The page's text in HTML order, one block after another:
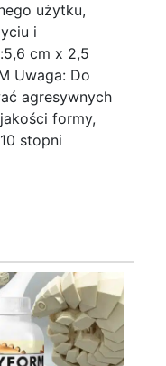
użytku,
i
cm x 2,5
Uwaga: Do
agresywnych
formy,
stopni